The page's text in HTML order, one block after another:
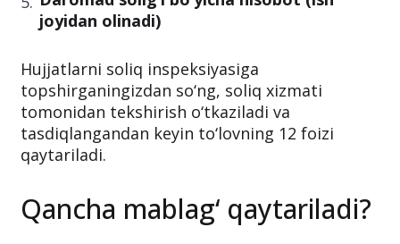
joyidan olinadi)
Hujjatlarni soliq inspeksiyasiga
topshirganingizdan so‘ng, soliq xizmati
tomonidan tekshirish o‘tkaziladi va
tasdiqlangandan keyin to‘lovning 12 foizi
qaytariladi.
Qancha mablag‘ qaytariladi?